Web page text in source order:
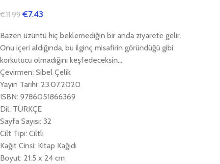
€11.99 €7.43
Bazen üzüntü hiç beklemediğin bir anda ziyarete gelir.
Onu içeri aldığında, bu ilginç misafirin göründüğü gibi
korkutucu olmadığını keşfedeceksin…
Çevirmen: Sibel Çelik
Yayın Tarihi: 23.07.2020
ISBN: 9786051866369
Dil: TÜRKÇE
Sayfa Sayısı: 32
Cilt Tipi: Ciltli
Kağıt Cinsi: Kitap Kağıdı
Boyut: 21.5 x 24 cm